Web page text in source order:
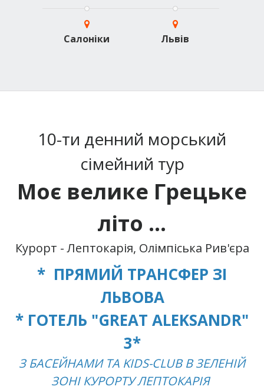
Салоніки Львів
10-ти денний морський
сімейний тур
Моє велике Грецьке
літо ...
Курорт - Лептокарія, Олімпіська Рив'єра
* ПРЯМИЙ ТРАНСФЕР ЗІ
ЛЬВОВА
* ГОТЕЛЬ "GREAT ALEKSANDR"
3*
З БАСЕЙНАМИ ТА KIDS-CLUB В ЗЕЛЕНІЙ
ЗОНІ КУРОРТУ ЛЕПТОКАРІЯ